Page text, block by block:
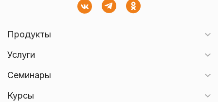
Продукты
Услуги
Семинары
Курсы